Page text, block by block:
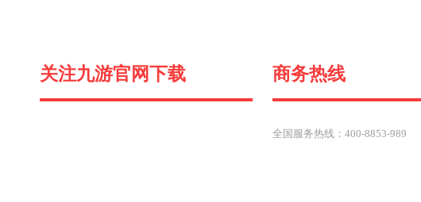
关注九游官网下载 商务热线
全国服务热线：400-8853-989